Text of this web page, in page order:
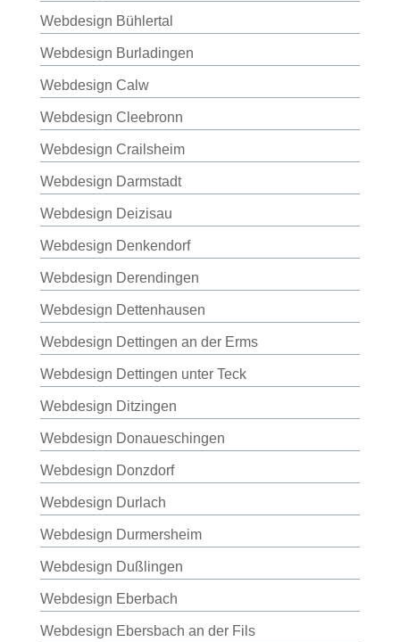
Webdesign Bühlertal
Webdesign Burladingen
Webdesign Calw
Webdesign Cleebronn
Webdesign Crailsheim
Webdesign Darmstadt
Webdesign Deizisau
Webdesign Denkendorf
Webdesign Derendingen
Webdesign Dettenhausen
Webdesign Dettingen an der Erms
Webdesign Dettingen unter Teck
Webdesign Ditzingen
Webdesign Donaueschingen
Webdesign Donzdorf
Webdesign Durlach
Webdesign Durmersheim
Webdesign Dußlingen
Webdesign Eberbach
Webdesign Ebersbach an der Fils